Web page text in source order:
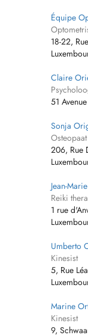
Équipe
18-22,
Claire
51
Sonja
Osteopaat
206, Rue
Jean-
Reiki
1 rue
Umberto
Kinesist
5, Rue
Marine
Kinesist
9,